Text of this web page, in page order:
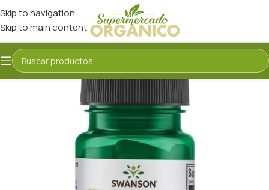
Skip to navigation
Skip to main content